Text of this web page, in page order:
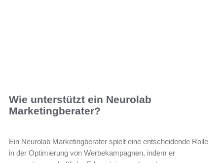
Wie unterstützt ein Neurolab
Marketingberater?
Ein Neurolab Marketingberater spielt eine entscheidende Rolle
in der Optimierung von Werbekampagnen, indem er